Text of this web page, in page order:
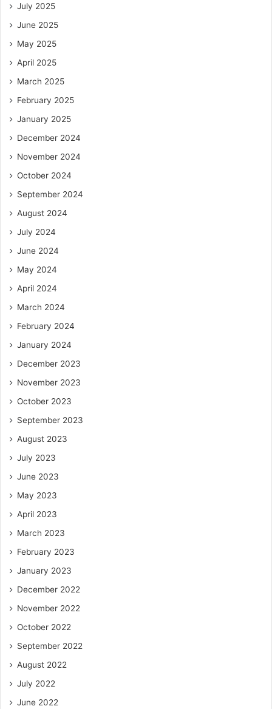
July 2025
June 2025
May 2025
April 2025
March 2025
February 2025
January 2025
December 2024
November 2024
October 2024
September 2024
August 2024
July 2024
June 2024
May 2024
April 2024
March 2024
February 2024
January 2024
December 2023
November 2023
October 2023
September 2023
August 2023
July 2023
June 2023
May 2023
April 2023
March 2023
February 2023
January 2023
December 2022
November 2022
October 2022
September 2022
August 2022
July 2022
June 2022